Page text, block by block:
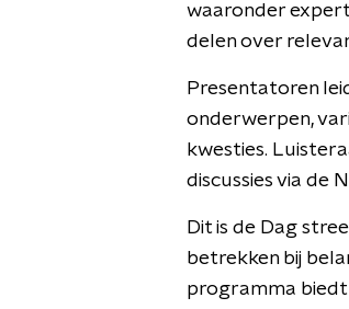
waaronder
delen over
Presentatoren
onderwerpen,
kwesties.
discussies via de
Dit is de Dag
betrekken bij
programma biedt